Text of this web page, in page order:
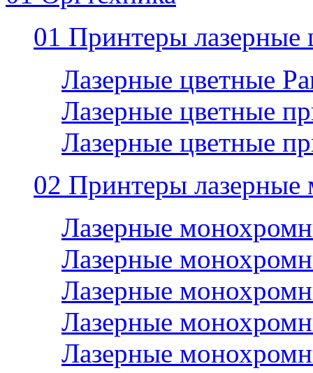
01 Принтеры лазерные
Лазерные цветные
Лазерные цветные
Лазерные цветные
02 Принтеры
Лазерные
Лазерные
Лазерные
Лазерные
Лазерные